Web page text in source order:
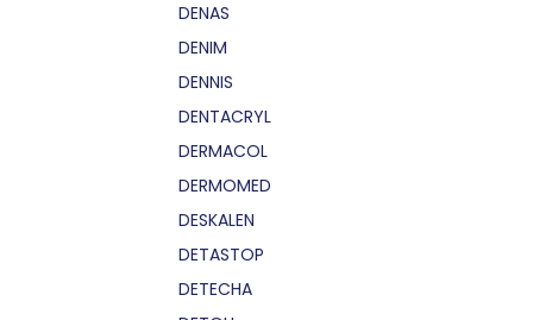
DENAS
DENIM
DENNIS
DENTACRYL
DERMACOL
DERMOMED
DESKALEN
DETASTOP
DETECHA